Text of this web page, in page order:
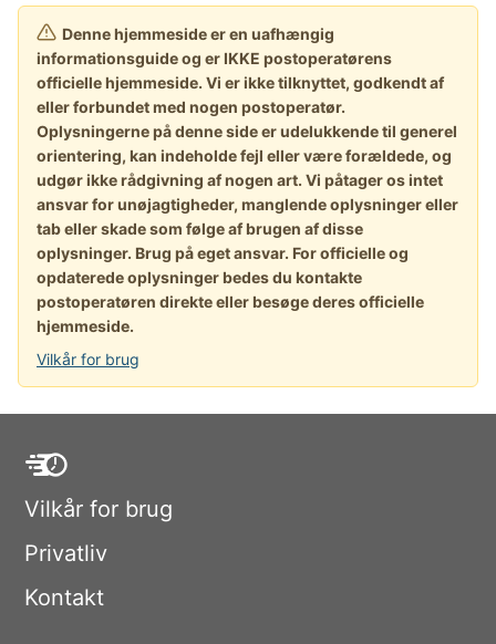
Denne hjemmeside er en uafhængig
informationsguide og er IKKE postoperatørens
officielle hjemmeside. Vi er ikke tilknyttet, godkendt af
eller forbundet med nogen postoperatør.
Oplysningerne på denne side er udelukkende til generel
orientering, kan indeholde fejl eller være forældede, og
udgør ikke rådgivning af nogen art. Vi påtager os intet
ansvar for unøjagtigheder, manglende oplysninger eller
tab eller skade som følge af brugen af disse
oplysninger. Brug på eget ansvar. For officielle og
opdaterede oplysninger bedes du kontakte
postoperatøren direkte eller besøge deres officielle
hjemmeside.
Vilkår for brug
Vilkår for brug
Privatliv
Kontakt